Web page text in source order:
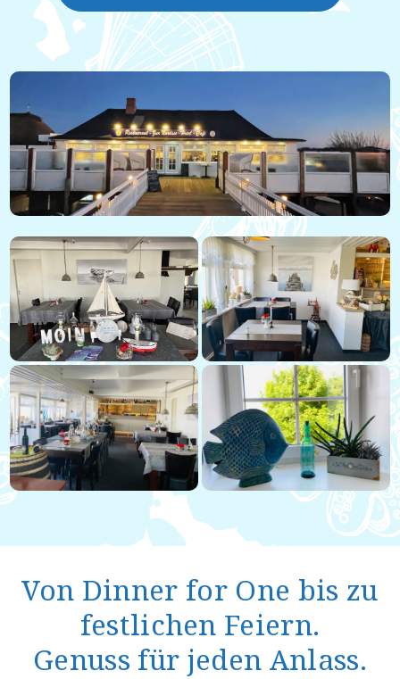
Von Dinner for One bis zu
festlichen Feiern.
Genuss für jeden Anlass.